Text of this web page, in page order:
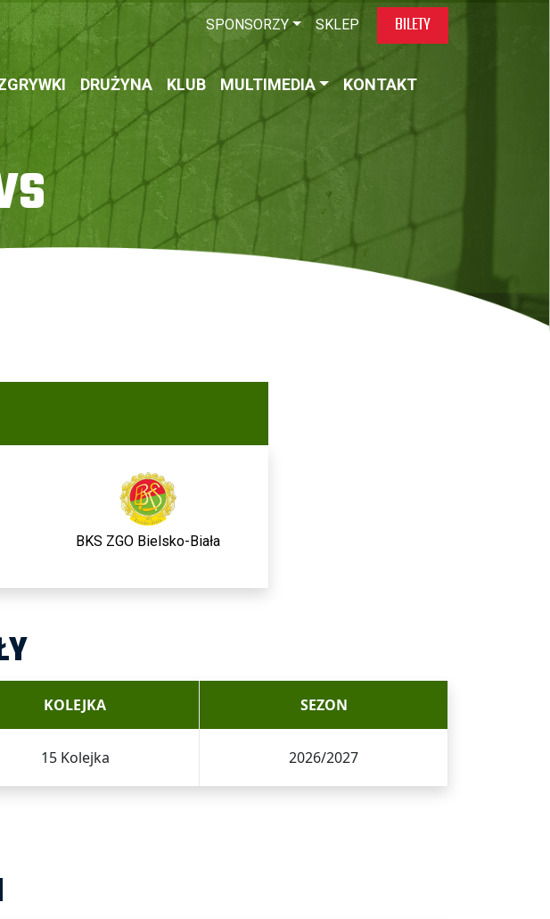
SPONSORZY SKLEP BILETY
DRUŻYNA KLUB MULTIMEDIA KONTAKT
BKS ZGO Bielsko-Biała
KOLEJKA
15 Kolejka
SEZON
2026/2027